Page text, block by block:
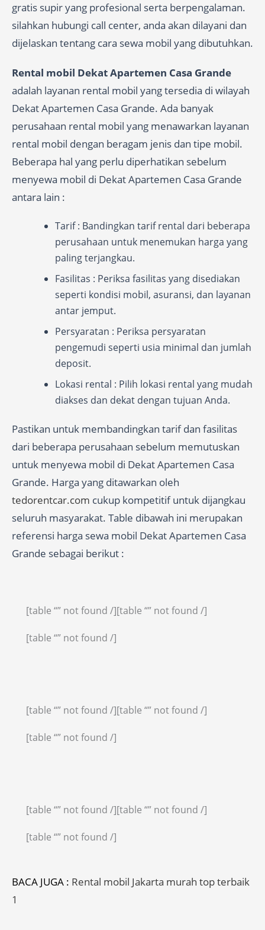
gratis supir yang profesional serta berpengalaman.
silahkan hubungi call center, anda akan dilayani dan
dijelaskan tentang cara sewa mobil yang dibutuhkan.
Rental mobil Dekat Apartemen Casa Grande
adalah layanan rental mobil yang tersedia di wilayah
Dekat Apartemen Casa Grande. Ada banyak
perusahaan rental mobil yang menawarkan layanan
rental mobil dengan beragam jenis dan tipe mobil.
Beberapa hal yang perlu diperhatikan sebelum
menyewa mobil di Dekat Apartemen Casa Grande
antara lain :
Tarif : Bandingkan tarif rental dari beberapa
perusahaan untuk menemukan harga yang
paling terjangkau.
Fasilitas : Periksa fasilitas yang disediakan
seperti kondisi mobil, asuransi, dan layanan
antar jemput.
Persyaratan : Periksa persyaratan
pengemudi seperti usia minimal dan jumlah
deposit.
Lokasi rental : Pilih lokasi rental yang mudah
diakses dan dekat dengan tujuan Anda.
Pastikan untuk membandingkan tarif dan fasilitas
dari beberapa perusahaan sebelum memutuskan
untuk menyewa mobil di Dekat Apartemen Casa
Grande. Harga yang ditawarkan oleh
tedorentcar.com cukup kompetitif untuk dijangkau
seluruh masyarakat. Table dibawah ini merupakan
referensi harga sewa mobil Dekat Apartemen Casa
Grande sebagai berikut :
[table “” not found /][table “” not found /]
[table “” not found /]
[table “” not found /][table “” not found /]
[table “” not found /]
[table “” not found /][table “” not found /]
[table “” not found /]
BACA JUGA : Rental mobil Jakarta murah top terbaik
1